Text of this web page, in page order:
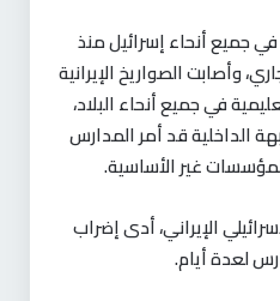
جميع أنحاء إسرائيل منذ
13 يونيو الجاري، وأصابت الصواريخ الإيرانية
في جميع أنحاء البلاد،
الداخلية قد أمر المدارس
غير الأساسية.
الإيراني، أدى إضراب
لعدة أيام.